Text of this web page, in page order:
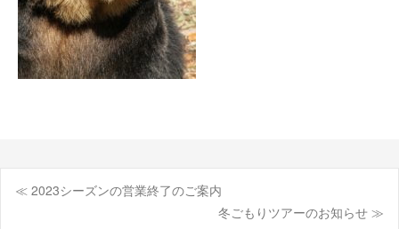
投
≪ 2023シーズンの営業終了のご案内
冬ごもりツアーのお知らせ ≫